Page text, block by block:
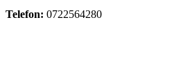
Telefon: 0722564280